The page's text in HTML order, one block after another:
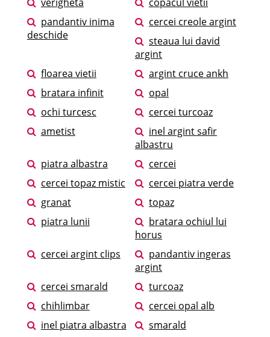
pandantiv inima
deschide
cercei creole argint
steaua lui david
argint
floarea vietii
argint cruce ankh
bratara infinit
opal
ochi turcesc
cercei turcoaz
ametist
inel argint safir
albastru
piatra albastra
cercei
cercei topaz mistic
cercei piatra verde
granat
topaz
piatra lunii
bratara ochiul lui
horus
cercei argint clips
pandantiv ingeras
argint
cercei smarald
turcoaz
chihlimbar
cercei opal alb
inel piatra albastra
smarald